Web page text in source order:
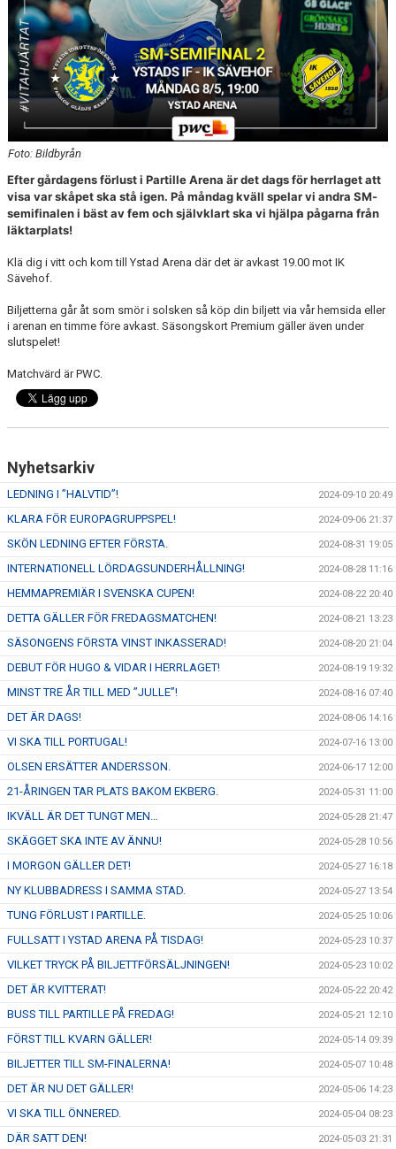
Foto: Bildbyrån
Efter gårdagens förlust i Partille Arena är det dags för herrlaget att
visa var skåpet ska stå igen. På måndag kväll spelar vi andra SM-
semifinalen i bäst av fem och självklart ska vi hjälpa pågarna från
läktarplats!
Klä dig i vitt och kom till Ystad Arena där det är avkast 19.00 mot IK
Sävehof.
Biljetterna går åt som smör i solsken så köp din biljett via vår hemsida eller
i arenan en timme före avkast. Säsongskort Premium gäller även under
slutspelet!
Matchvärd är PWC.
Nyhetsarkiv
LEDNING I ”HALVTID”! 2024-09-10 20:49
KLARA FÖR EUROPAGRUPPSPEL! 2024-09-06 21:37
SKÖN LEDNING EFTER FÖRSTA. 2024-08-31 19:05
INTERNATIONELL LÖRDAGSUNDERHÅLLNING! 2024-08-28 11:16
HEMMAPREMIÄR I SVENSKA CUPEN! 2024-08-22 20:40
DETTA GÄLLER FÖR FREDAGSMATCHEN! 2024-08-21 13:23
SÄSONGENS FÖRSTA VINST INKASSERAD! 2024-08-20 21:04
DEBUT FÖR HUGO & VIDAR I HERRLAGET! 2024-08-19 19:32
MINST TRE ÅR TILL MED ”JULLE”! 2024-08-16 07:40
DET ÄR DAGS! 2024-08-06 14:16
VI SKA TILL PORTUGAL! 2024-07-16 13:00
OLSEN ERSÄTTER ANDERSSON. 2024-06-17 12:00
21-ÅRINGEN TAR PLATS BAKOM EKBERG. 2024-05-31 11:00
IKVÄLL ÄR DET TUNGT MEN… 2024-05-28 21:47
SKÄGGET SKA INTE AV ÄNNU! 2024-05-28 10:56
I MORGON GÄLLER DET! 2024-05-27 16:18
NY KLUBBADRESS I SAMMA STAD. 2024-05-27 13:54
TUNG FÖRLUST I PARTILLE. 2024-05-25 10:06
FULLSATT I YSTAD ARENA PÅ TISDAG! 2024-05-23 10:37
VILKET TRYCK PÅ BILJETTFÖRSÄLJNINGEN! 2024-05-23 10:02
DET ÄR KVITTERAT! 2024-05-22 20:42
BUSS TILL PARTILLE PÅ FREDAG! 2024-05-21 12:10
FÖRST TILL KVARN GÄLLER! 2024-05-14 09:39
BILJETTER TILL SM-FINALERNA! 2024-05-07 10:48
DET ÄR NU DET GÄLLER! 2024-05-06 14:23
VI SKA TILL ÖNNERED. 2024-05-04 08:23
DÄR SATT DEN! 2024-05-03 21:31